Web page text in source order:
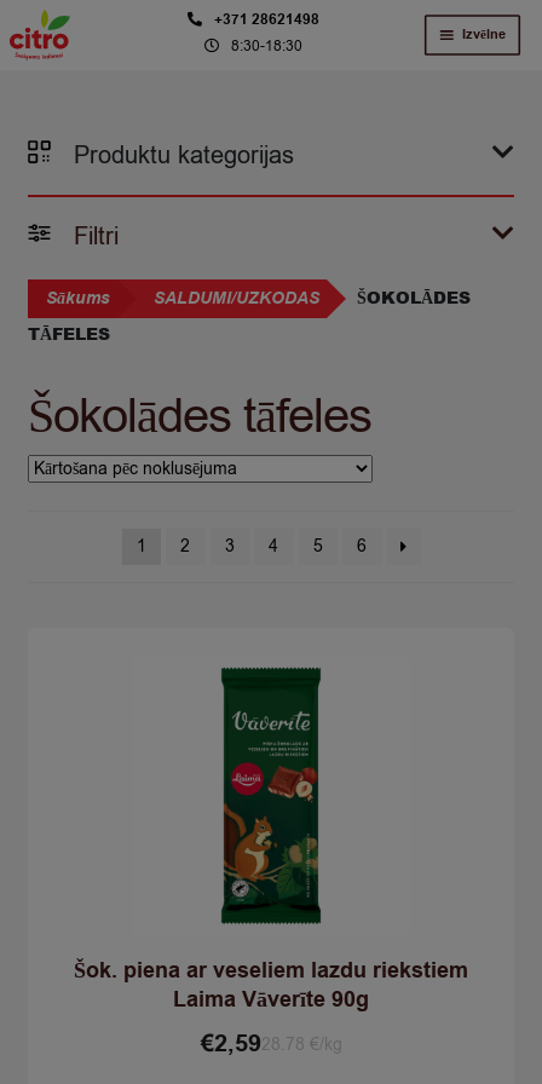
Skip
to
Skip
to
+371 28621498
8:30-18:30
Izvēlne
Produktu kategorijas
Filtri
Sākums SALDUMI/UZKODAS
ŠOKOLĀDES
TĀFELES
Šokolādes tāfeles
1 2 3 4 5 6
Šok. piena ar veseliem lazdu riekstiem
Laima Vāverīte 90g
€2,5928.78 €/kg